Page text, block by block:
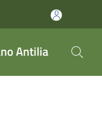
Antilia